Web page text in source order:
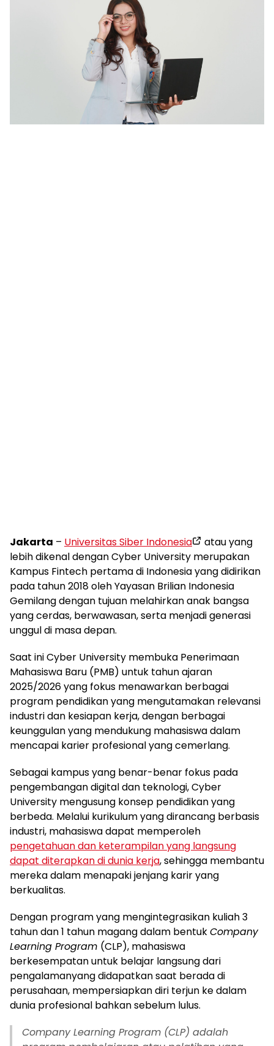
Jakarta – Universitas Siber Indonesia
atau yang
lebih dikenal dengan Cyber University merupakan
Kampus Fintech pertama di Indonesia yang didirikan
pada tahun 2018 oleh Yayasan Brilian Indonesia
Gemilang dengan tujuan melahirkan anak bangsa
yang cerdas, berwawasan, serta menjadi generasi
unggul di masa depan.
Saat ini Cyber University membuka Penerimaan
Mahasiswa Baru (PMB) untuk tahun ajaran
2025/2026 yang fokus menawarkan berbagai
program pendidikan yang mengutamakan relevansi
industri dan kesiapan kerja, dengan berbagai
keunggulan yang mendukung mahasiswa dalam
mencapai karier profesional yang cemerlang.
Sebagai kampus yang benar-benar fokus pada
pengembangan digital dan teknologi, Cyber
University mengusung konsep pendidikan yang
berbeda. Melalui kurikulum yang dirancang berbasis
industri, mahasiswa dapat memperoleh
pengetahuan dan keterampilan yang langsung
dapat diterapkan di dunia kerja, sehingga membantu
mereka dalam menapaki jenjang karir yang
berkualitas.
Dengan program yang mengintegrasikan kuliah 3
tahun dan 1 tahun magang dalam bentukCompany
Learning Program (CLP), mahasiswa
berkesempatan untuk belajar langsung dari
pengalamanyang didapatkan saat berada di
perusahaan, mempersiapkan diri terjun ke dalam
dunia profesional bahkan sebelum lulus.
Company Learning Program (CLP) adalah